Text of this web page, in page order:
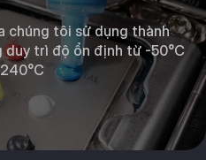
chúng tôi sử dụng thành
duy trì độ ổn định từ -50°C